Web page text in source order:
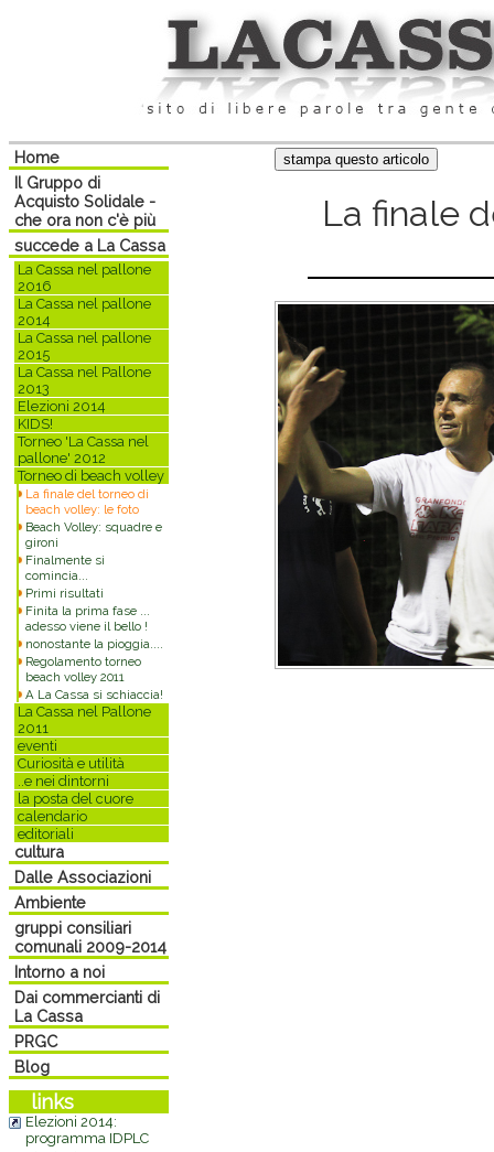
Home
Il Gruppo di
Acquisto Solidale -
che ora non c'è più
succede a La Cassa
La Cassa nel pallone
2016
La Cassa nel pallone
2014
La Cassa nel pallone
2015
La Cassa nel Pallone
2013
Elezioni 2014
KIDS!
Torneo 'La Cassa nel
pallone' 2012
Torneo di beach volley
La finale del torneo di
beach volley: le foto
Beach Volley: squadre e
gironi
Finalmente si
comincia...
Primi risultati
Finita la prima fase ...
adesso viene il bello !
nonostante la pioggia....
Regolamento torneo
beach volley 2011
A La Cassa si schiaccia!
La Cassa nel Pallone
2011
eventi
Curiosità e utilità
..e nei dintorni
la posta del cuore
calendario
editoriali
cultura
Dalle Associazioni
Ambiente
gruppi consiliari
comunali 2009-2014
Intorno a noi
Dai commercianti di
La Cassa
PRGC
Blog
links
Elezioni 2014:
programma IDPLC
La finale